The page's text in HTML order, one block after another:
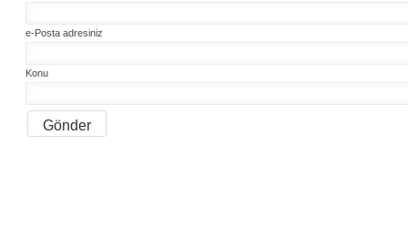
e-Posta adresiniz
Konu
Gönder